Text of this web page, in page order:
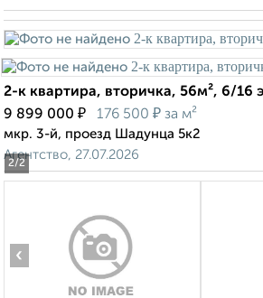
2/2
2-к квартира, вторичка, 56м², 6/16
9 899 000 ₽ 176 500 ₽ за м²
мкр. 3-й, проезд Шадунца 5к2
Агентство, 27.07.2026
‹